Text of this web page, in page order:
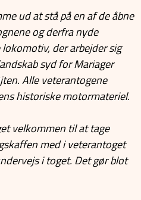
ud at stå på en af de åbne
og derfra nyde
der arbejder sig
syd for Mariager
Alle veterantogene
historiske motormateriel.
velkommen til at tage
med i veterantoget
i toget. Det gør blot